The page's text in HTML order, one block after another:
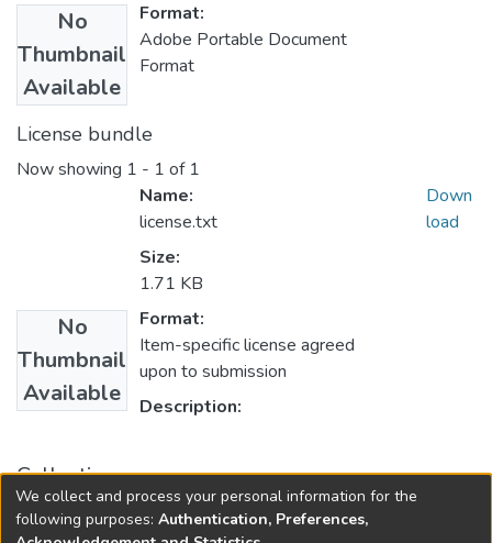
No
Thumbnail
Available
Format:
Adobe Portable Document
Format
License bundle
Now showing 1 - 1 of 1
No
Thumbnail
Available
Name:
license.txt
Size:
1.71 KB
Format:
Item-specific license agreed
upon to submission
Description:
Down
load
Collections
Psicologia
We collect and process your personal information for the
following purposes: Authentication, Preferences,